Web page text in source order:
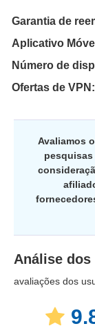
Garantia de
Aplicativo
Número de
Ofertas de VPN:
Avaliamos
pesquisas
Análise
avaliações dos